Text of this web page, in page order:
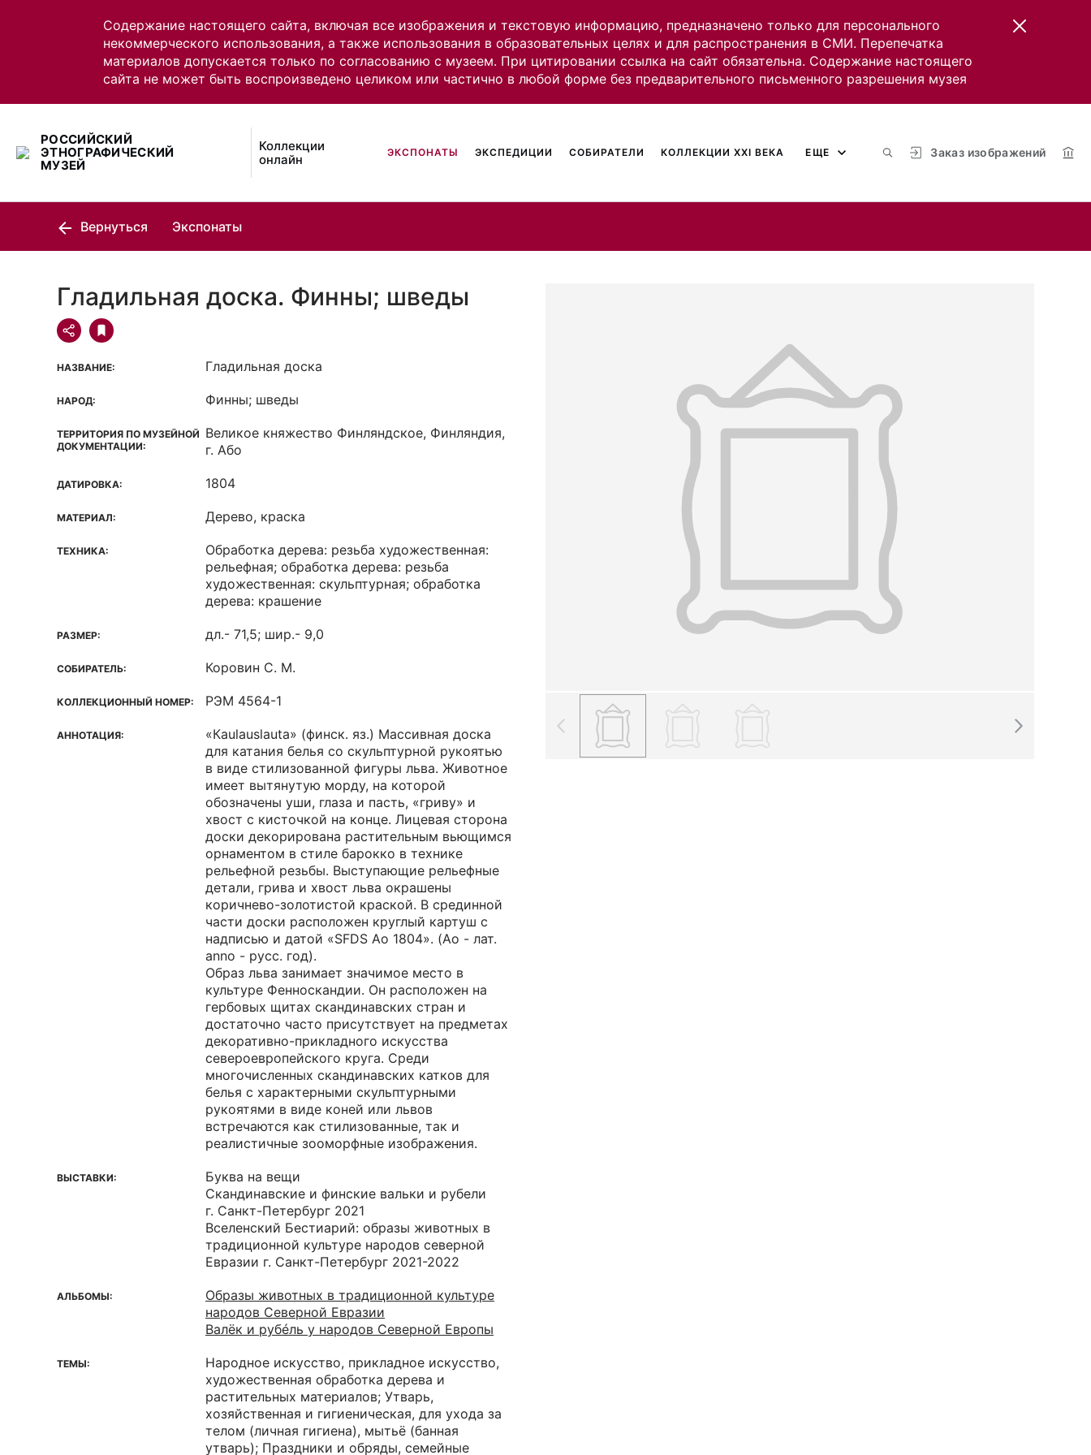
Содержание настоящего сайта, включая все изображения и текстовую информацию, предназначено только для персонального
некоммерческого использования, а также использования в образовательных целях и для распространения в СМИ. Перепечатка
материалов допускается только по согласованию с музеем. При цитировании ссылка на сайт обязательна. Содержание настоящего
сайта не может быть воспроизведено целиком или частично в любой форме без предварительного письменного разрешения музея
РОССИЙСКИЙ
ЭТНОГРАФИЧЕСКИЙ
МУЗЕЙ
Коллекции
онлайн
Заказ изображений
ЭКСПОНАТЫ ЭКСПЕДИЦИИ СОБИРАТЕЛИ КОЛЛЕКЦИИ XXI ВЕКА ЕЩЕ
Вернуться Экспонаты
Гладильная доска. Финны; шведы
НАЗВАНИЕ: Гладильная доска
НАРОД: Финны; шведы
ТЕРРИТОРИЯ ПО МУЗЕЙНОЙ
ДОКУМЕНТАЦИИ:
Великое княжество Финляндское, Финляндия,
г. Або
ДАТИРОВКА: 1804
МАТЕРИАЛ: Дерево, краска
ТЕХНИКА:
Обработка дерева: резьба художественная:
рельефная; обработка дерева: резьба
художественная: скульптурная; обработка
дерева: крашение
РАЗМЕР: дл.- 71,5; шир.- 9,0
СОБИРАТЕЛЬ: Коровин С. М.
КОЛЛЕКЦИОННЫЙ НОМЕР: РЭМ 4564-1
АННОТАЦИЯ:
«Кaulauslauta» (финск. яз.) Массивная доска
для катания белья со скульптурной рукоятью
в виде стилизованной фигуры льва. Животное
имеет вытянутую морду, на которой
обозначены уши, глаза и пасть, «гриву» и
хвост с кисточкой на конце. Лицевая сторона
доски декорирована растительным вьющимся
орнаментом в стиле барокко в технике
рельефной резьбы. Выступающие рельефные
детали, грива и хвост льва окрашены
коричнево-золотистой краской. В срединной
части доски расположен круглый картуш с
надписью и датой «SFDS Aо 1804». (Ao - лат.
anno - русс. год).
Образ льва занимает значимое место в
культуре Фенноскандии. Он расположен на
гербовых щитах скандинавских стран и
достаточно часто присутствует на предметах
декоративно-прикладного искусства
североевропейского круга. Среди
многочисленных скандинавских катков для
белья с характерными скульптурными
рукоятями в виде коней или львов
встречаются как стилизованные, так и
реалистичные зооморфные изображения.
ВЫСТАВКИ:
Буква на вещи
Скандинавские и финские вальки и рубели
г. Санкт-Петербург 2021
Вселенский Бестиарий: образы животных в
традиционной культуре народов северной
Евразии г. Санкт-Петербург 2021-2022
АЛЬБОМЫ:
Образы животных в традиционной культуре
народов Северной Евразии
Валёк и рубéль у народов Северной Европы
ТЕМЫ:
Народное искусство, прикладное искусство,
художественная обработка дерева и
растительных материалов; Утварь,
хозяйственная и гигиеническая, для ухода за
телом (личная гигиена), мытьё (банная
утварь); Праздники и обряды, семейные